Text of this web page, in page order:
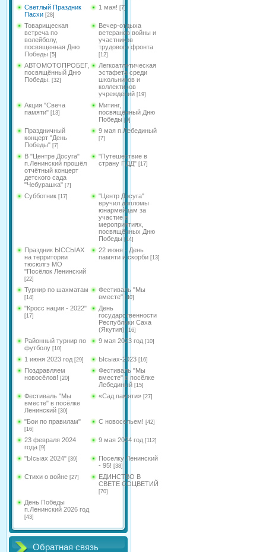
Светлый Праздник
Пасхи [28]
1 мая! [7]
Товарищеская
встреча по
волейболу,
посвященная Дню
Победы [5]
Вечер-отдыха
ветеранов войны и
участников
трудового фронта
[12]
АВТОМОТОПРОБЕГ,
посвящённый Дню
Победы.
[32]
Легкоатлетическая
эстафета среди
школьников и
коллективов
учреждений [19]
Акция "Свеча
памяти" [13]
Митинг,
посвящённый Дню
Победы [9]
Праздничный
концерт "День
Победы" [7]
9 мая п.Лебединый
[7]
В "Центре Досуга"
п.Ленинский прошёл
отчётный концерт
детского сада
"Чебурашка" [7]
"Путешествие в
страну ПДД" [17]
Субботник [17]
"Центр Досуга"
вручил дипломы
юнармейцам за
участие в
мероприятиях,
посвящённых Дню
Победы [14]
Праздник ЫССЫАХ
на территории
тюсюлгэ МО
"Посёлок Ленинский
[22]
22 июня - День
памяти и скорби [13]
Турнир по шахматам
[14]
Фестиваль "Мы
вместе" [40]
"Кросс нации - 2022"
[17]
День
государственности
Республики Саха
(Якутия) [16]
Районный турнир по
футболу [10]
9 мая 2023 год [10]
1 июня 2023 год [29] Ысыах-2023 [16]
Поздравляем
новосёлов! [20]
Фестиваль "Мы
вместе" в посёлке
Лебединый [15]
Фестиваль "Мы
вместе" в посёлке
Ленинский [30]
«Сад памяти» [27]
"Бои по правилам"
[16]
С новосельем! [42]
23 февраля 2024
года [9]
9 мая 2024 год [112]
"Ысыах 2024" [39]
Поселку Ленинский
- 95! [38]
Стихи о войне [27]
ЕДИНСТВО В
СВЕТЕ СОЦВЕТИЙ
[70]
День Победы
п.Ленинский 2026 год
[43]
Обратная связь